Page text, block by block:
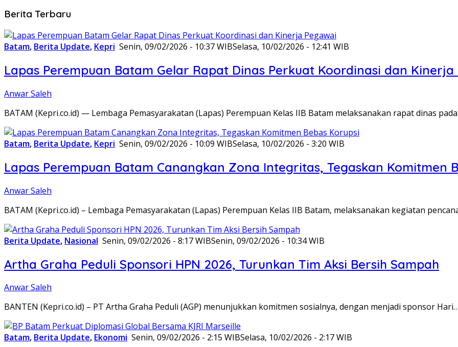
Berita Terbaru
Batam, Berita Update, Kepri Senin, 09/02/2026 - 10:37 WIBSelasa, 10/02/2026 - 12:41 WIB
Lapas Perempuan Batam Gelar Rapat Dinas Perkuat Koordinasi dan Kinerja
Anwar Saleh
BATAM (Kepri.co.id) — Lembaga Pemasyarakatan (Lapas) Perempuan Kelas IIB Batam melaksanakan rapat dinas
Batam, Berita Update, Kepri Senin, 09/02/2026 - 10:09 WIBSelasa, 10/02/2026 - 3:20 WIB
Lapas Perempuan Batam Canangkan Zona Integritas, Tegaskan Komitmen
Anwar Saleh
BATAM (Kepri.co.id) – Lembaga Pemasyarakatan (Lapas) Perempuan Kelas IIB Batam, melaksanakan kegiatan
Berita Update, Nasional Senin, 09/02/2026 - 8:17 WIBSenin, 09/02/2026 - 10:34 WIB
Artha Graha Peduli Sponsori HPN 2026, Turunkan Tim Aksi Bersih Sampah
Anwar Saleh
BANTEN (Kepri.co.id) – PT Artha Graha Peduli (AGP) menunjukkan komitmen sosialnya, dengan menjadi sponsor Hari…
Batam, Berita Update, Ekonomi Senin, 09/02/2026 - 2:15 WIBSelasa, 10/02/2026 - 2:17 WIB